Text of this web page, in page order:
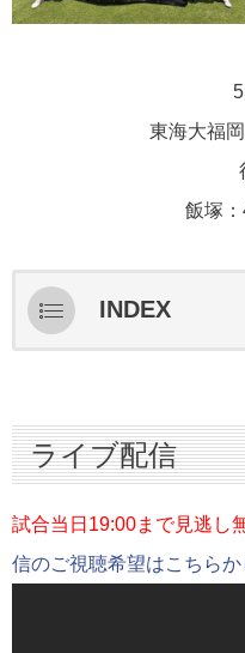
東海大福
飯塚
INDEX
ハイライト
インタビュー
ライブ配信
試合当日19:00まで見逃し
信のご視聴希望はこちらか